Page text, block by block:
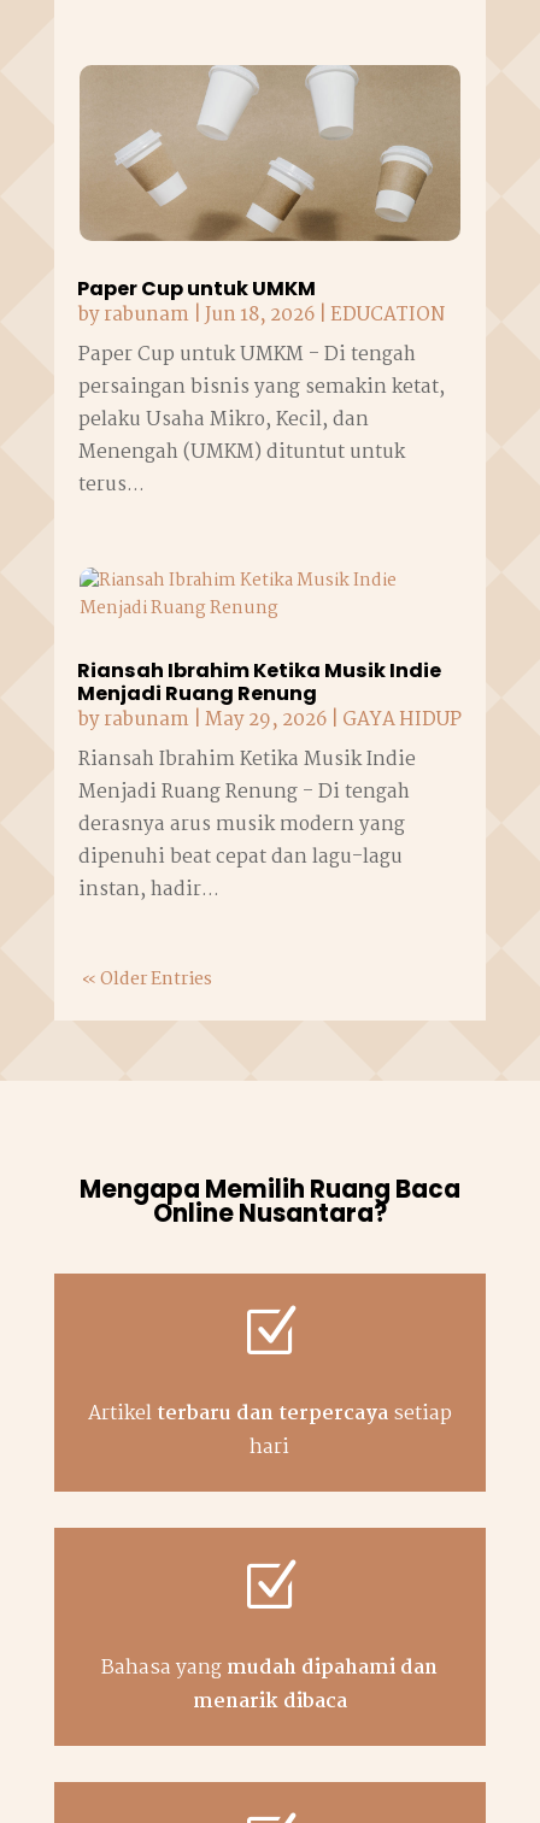
Paper Cup untuk UMKM
byrabunam|Jun 18, 2026| EDUCATION
Paper Cup untuk UMKM - Di tengah
persaingan bisnis yang semakin ketat,
pelaku Usaha Mikro, Kecil, dan
Menengah (UMKM) dituntut untuk
terus...
Riansah Ibrahim Ketika Musik Indie
Menjadi Ruang Renung
byrabunam|May 29, 2026| GAYA HIDUP
Riansah Ibrahim Ketika Musik Indie
Menjadi Ruang Renung - Di tengah
derasnya arus musik modern yang
dipenuhi beat cepat dan lagu-lagu
instan, hadir...
« Older Entries
Mengapa Memilih Ruang Baca
Online Nusantara?
Z
Artikelterbaru dan terpercayasetiap
hari
Z
Bahasa yangmudah dipahami dan
menarik dibaca